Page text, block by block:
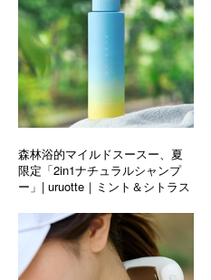
森林浴的マイルドスースー、夏
限定「2in1ナチュラルシャンプ
ー」| uruotte｜ミント＆シトラス